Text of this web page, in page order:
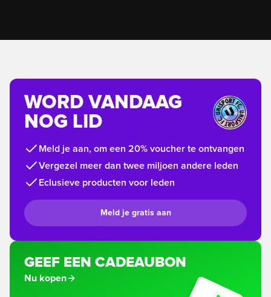
WORD VANDAAG
NOG LID
Meld je aan, om een 20% voucher te ontvangen
Vergezel meer dan twee miljoen andere leden
Eclusieve producten voor leden
Meld je gratis aan
GEEF EEN CADEAUBON
Nu kopen